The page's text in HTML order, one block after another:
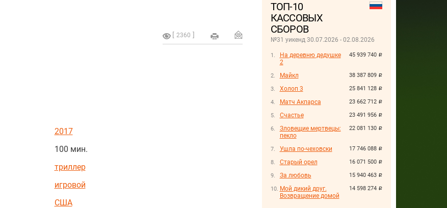
ТОП-10
КАССОВЫХ
СБОРОВ
№31 уикенд 30.07.2026 - 02.08.2026
45 939 740 руб.
На деревню дедушке
2
38 387 809 руб.
Майкл
25 841 128 руб.
Холоп 3
23 662 712 руб.
Матч Акпарса
23 491 956 руб.
Счастье
22 081 130 руб.
Зловещие мертвецы:
пекло
17 746 088 руб.
Ушла по-чеховски
16 071 500 руб.
Старый орел
15 940 463 руб.
За любовь
14 598 274 руб.
Мой дикий друг.
Возвращение домой
2360
2017
100 мин.
триллер
игровой
США